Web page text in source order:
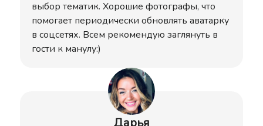
выбор тематик. Хорошие фотографы, что
помогает периодически обновлять аватарку
в соцсетях. Всем рекомендую заглянуть в
гости к манулу:)